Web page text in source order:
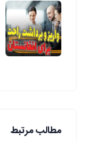
مطالب مرتبط